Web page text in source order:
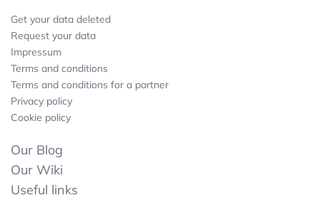
Get your data deleted
Request your data
Impressum
Terms and conditions
Terms and conditions for a partner
Privacy policy
Cookie policy
Our Blog
Our Wiki
Useful links